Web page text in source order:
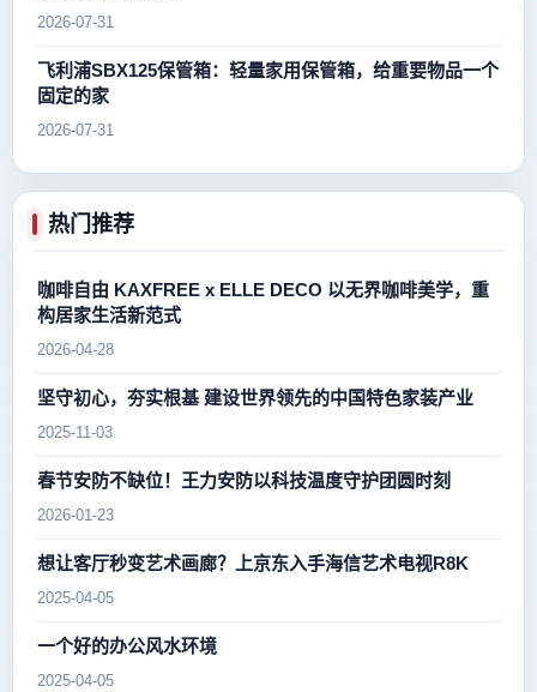
2026-07-31
飞利浦SBX125保管箱：轻量家用保管箱，给重要物品一个
固定的家
2026-07-31
热门推荐
咖啡自由 KAXFREE x ELLE DECO 以无界咖啡美学，重
构居家生活新范式
2026-04-28
坚守初心，夯实根基 建设世界领先的中国特色家装产业
2025-11-03
春节安防不缺位！王力安防以科技温度守护团圆时刻
2026-01-23
想让客厅秒变艺术画廊？上京东入手海信艺术电视R8K
2025-04-05
一个好的办公风水环境
2025-04-05